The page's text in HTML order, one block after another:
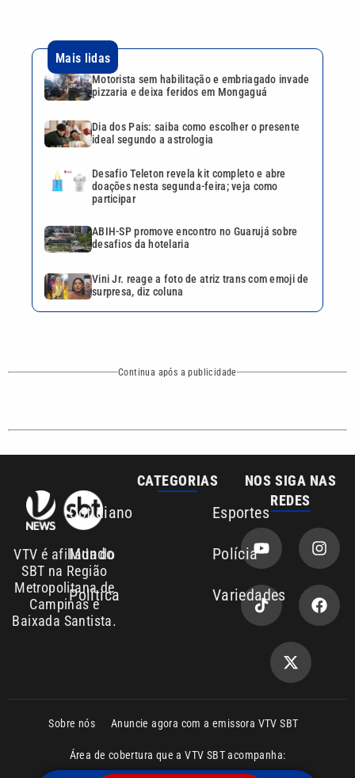
desafios da hotelaria
Vini Jr. reage a foto de atriz trans com emoji de
surpresa, diz coluna
Continua após a publicidade
VTV é afiliada do
CATEGORIAS
Cotidiano Esportes
Mundo Polícia
NOS SIGA NAS
Anuncie agora com a emissora VTV SBT
Área de cobertura que a VTV SBT acompanha:
Entre em contato com a VTV News
Copyright © 2026. Todos os direitos
reservados | Empresa de Comunicação PRM
Política de privacidade